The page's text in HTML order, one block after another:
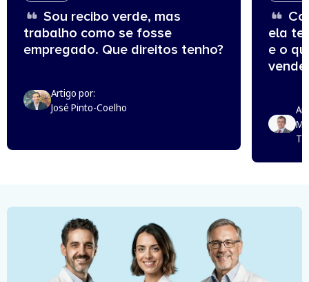
Sou recibo verde, mas
trabalho como se fosse
empregado. Que direitos tenho?
Artigo por:
José Pinto-Coelho
ela
e o